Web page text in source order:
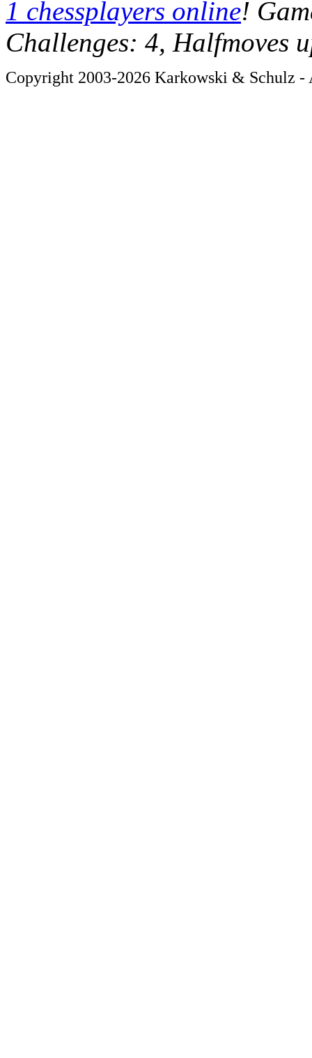
1 chessplayers online!
Challenges: 4, Halfmoves
Copyright 2003-2026 Karkowski & Schulz